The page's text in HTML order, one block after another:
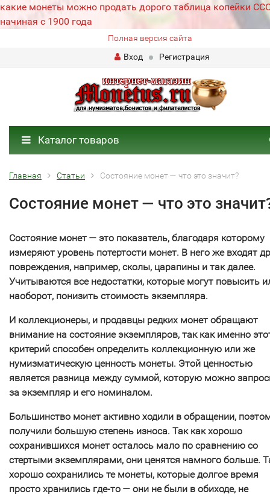
какие монеты можно продать дорого таблица копейки
начиная с 1900 года
Полная версия сайта
Вход
Регистрация
Каталог товаров
Главная Статьи Состояние монет — что это значит?
Состояние монет — что это
Состояние монет — это показатель, благодаря которому
измеряют уровень потертости монет. В него же входят
повреждения, например, сколы, царапины и так далее.
Учитываются все недостатки, которые могут повысить
наоборот, понизить стоимость экземпляра.
И коллекционеры, и продавцы редких монет обращают
внимание на состояние экземпляров, так как именно
критерий способен определить коллекционную или же
нумизматическую ценность монеты. Этой ценностью
является разница между суммой, которую можно
за экземпляр и его номиналом.
Большинство монет активно ходили в обращении,
получили большую степень износа. Так как хорошо
сохранившихся монет осталось мало по сравнению со
стертыми экземплярами, они ценятся намного больше.
хорошо сохранились те монеты, которые долгое время
просто хранились где-то — они не были в обиходе, не